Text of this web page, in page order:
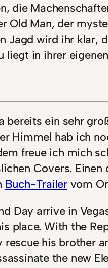
die
Old Man, der
Jagd wird ihr klar,
liegt in ihrer
bereits ein sehr
Himmel hab ich
freue ich mich
Covers.
Buch-Trailervom
Day arrive in
place. With the
his brother
the new